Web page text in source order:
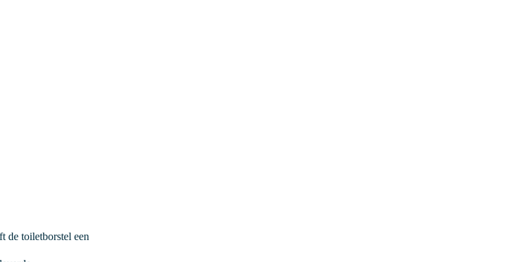
de toiletborstel een